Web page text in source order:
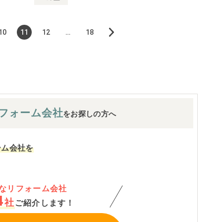
11 12 … 18
ォーム会社をお探しの方へ
会社を
リフォーム会社
社 ご紹介します！